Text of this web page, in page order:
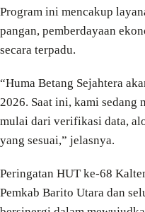
Program ini mencakup
pangan, pemberdayaan
secara terpadu.
“Huma Betang Sejahtera
2026. Saat ini, kami sedang
mulai dari verifikasi data,
yang sesuai,” jelasnya.
Peringatan HUT ke-68
Pemkab Barito Utara dan